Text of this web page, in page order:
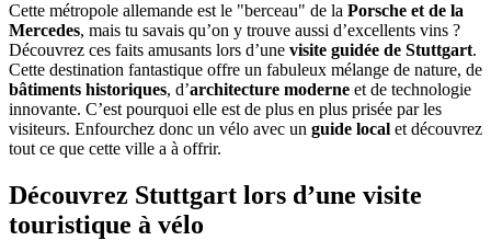
Cette métropole allemande est le "berceau" de la Porsche et de la
Mercedes, mais tu savais qu’on y trouve aussi d’excellents vins ?
Découvrez ces faits amusants lors d’une visite guidée de Stuttgart.
Cette destination fantastique offre un fabuleux mélange de nature, de
bâtiments historiques, d’architecture moderne et de technologie
innovante. C’est pourquoi elle est de plus en plus prisée par les
visiteurs. Enfourchez donc un vélo avec un guide local et découvrez
tout ce que cette ville a à offrir.
Découvrez Stuttgart lors d’une visite
touristique à vélo